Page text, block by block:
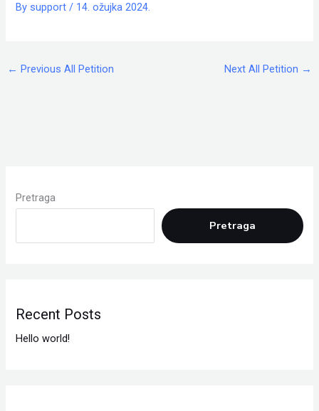
By support/ 14. ožujka 2024.
← Previous All Petition Next All Petition →
Pretraga
Pretraga
Recent Posts
Hello world!